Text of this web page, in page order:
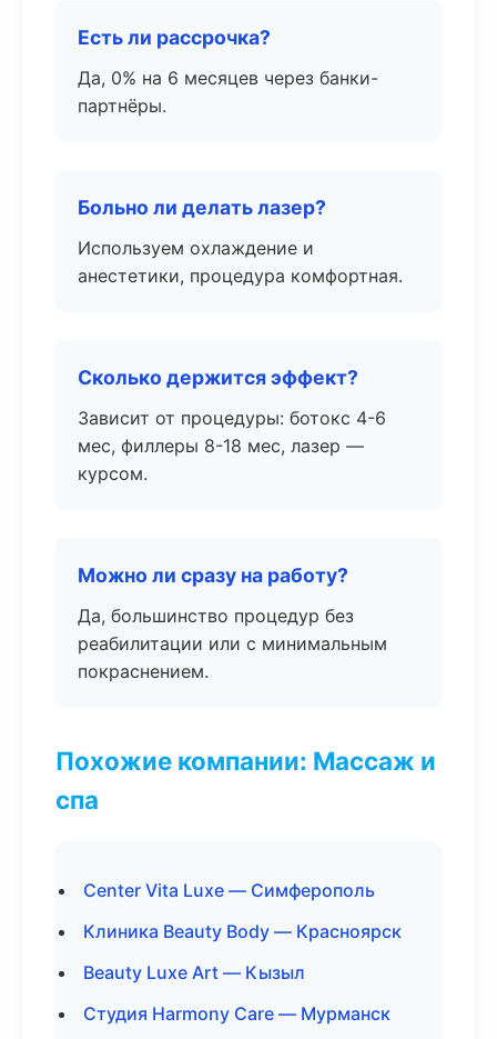
Есть ли рассрочка?
Да, 0% на 6 месяцев через банки-
партнёры.
Больно ли делать лазер?
Используем охлаждение и
анестетики, процедура комфортная.
Сколько держится эффект?
Зависит от процедуры: ботокс 4-6
мес, филлеры 8-18 мес, лазер —
курсом.
Можно ли сразу на работу?
Да, большинство процедур без
реабилитации или с минимальным
покраснением.
Похожие компании: Массаж и
спа
Center Vita Luxe — Симферополь
Клиника Beauty Body — Красноярск
Beauty Luxe Art — Кызыл
Студия Harmony Care — Мурманск